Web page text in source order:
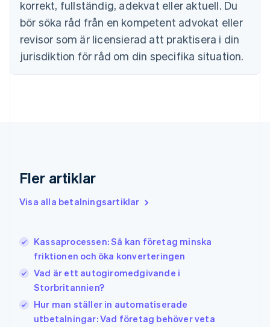
korrekt, fullständig, adekvat eller aktuell. Du
bör söka råd från en kompetent advokat eller
revisor som är licensierad att praktisera i din
jurisdiktion för råd om din specifika situation.
Fler artiklar
Visa alla betalningsartiklar
Kassaprocessen: Så kan företag minska
friktionen och öka konverteringen
Vad är ett autogiromedgivande i
Storbritannien?
Hur man ställer in automatiserade
utbetalningar: Vad företag behöver veta
Fastlandskina
简体中文English
Finland
English Svenska
Frankrike
简体中文
Indien
Irland
ItalianoEnglish
Japan
日本語 English
English Français
Kroatien
EnglishItaliano